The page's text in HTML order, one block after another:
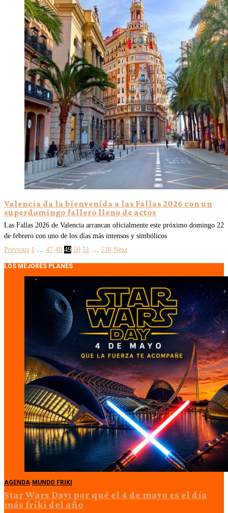
Valencia da la bienvenida a las Fallas 2026 con un
superdomingo fallero lleno de actos
Las Fallas 2026 de Valencia arrancan oficialmente este próximo domingo 22
de febrero con uno de los días más intensos y simbólicos
Previous 1 … 47 48 49 50 51 … 538 Next
LOS MEJORES PLANES
AGENDA· MUNDO FRIKI
Star Wars Day: por qué el 4 de mayo es el día
más friki del año